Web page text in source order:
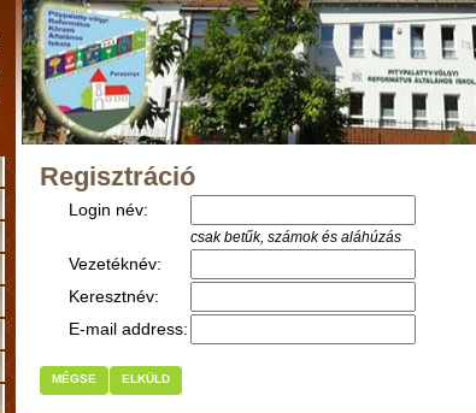
Regisztráció
Login név:
csak betűk, számok és aláhúzás
Vezetéknév:
Keresztnév:
E-mail address:
MÉGSE ELKÜLD